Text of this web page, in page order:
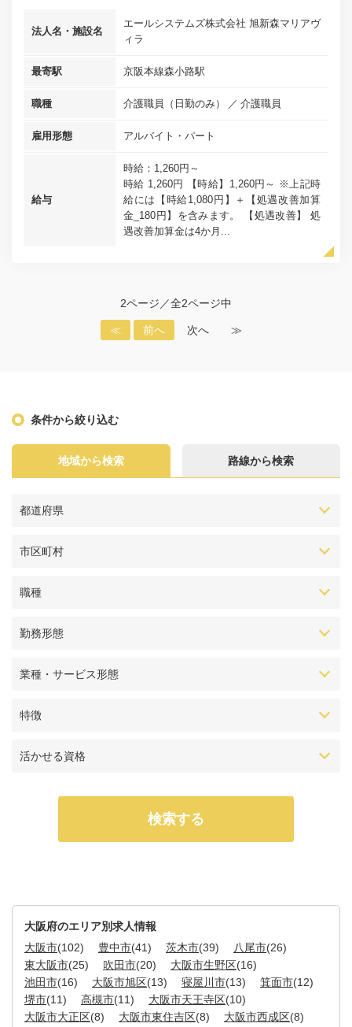
法人名・施設名
エールシステムズ株式会社 旭新森マリアヴ
ィラ
最寄駅 京阪本線森小路駅
職種 介護職員（日勤のみ） 介護職員
雇用形態 アルバイト・パート
給与
時給：1,260円～
時給 1,260円 【時給】1,260円～ ※上記時
給には【時給1,080円】＋【処遇改善加算
金_180円】を含みます。 【処遇改善】 処
遇改善加算金は4か月...
2ページ／全2ページ中
≪ 前へ 次へ ≫
条件から絞り込む
地域から検索 路線から検索
都道府県
市区町村
職種
勤務形態
業種・サービス形態
特徴
活かせる資格
大阪府のエリア別求人情報
大阪市(102) 豊中市(41) 茨木市(39) 八尾市(26)
東大阪市(25) 吹田市(20) 大阪市生野区(16)
池田市(16) 大阪市旭区(13) 寝屋川市(13) 箕面市(12)
堺市(11) 高槻市(11) 大阪市天王寺区(10)
大阪市大正区(8) 大阪市東住吉区(8) 大阪市西成区(8)